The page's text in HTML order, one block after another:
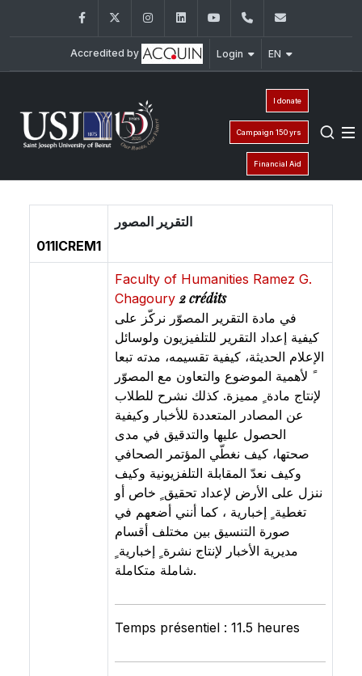
FacebookTwitter InstagramLinkedInYouTube+961 (1) 421 586
Accredited by Login EN
I donate
Campaign 150 yrs
Financial Aid
011ICREM1
التقرير المصور
Faculty of Humanities Ramez G.
Chagoury2 crédits
في مادة التقرير المصوّر نركّز على
كيفية إعداد التقرير للتلفيزيون ولوسائل
الإعلام الحديثة، كيفية تقسيمه، مدته تبعا
ً لأهمية الموضوع والتعاون مع المصوّر
لإنتاج مادة ٍ مميزة. كذلك نشرح للطلاب
عن المصادر المتعددة للأخبار وكيفية
الحصول عليها والتدقيق في مدى
صحتها، كيف نغطّي المؤتمر الصحافي
وكيف نعدّ المقابلة التلفزيونية وكيف
ننزل على الأرض لإعداد تحقيق ٍ خاص أو
تغطية ٍ إخبارية ، كما أنني أضعهم في
صورة التنسيق بين مختلف أقسام
مديرية الأخبار لإنتاج نشرة ٍ إخبارية ٍ
شاملة متكاملة.
Temps présentiel : 11.5 heures